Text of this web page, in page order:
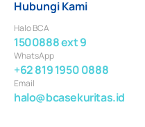
Hubungi Kami
Halo BCA
1500888 ext 9
WhatsApp
+62 819 1950 0888
Email
halo@bcasekuritas.id